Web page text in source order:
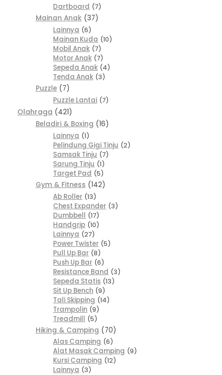
Dartboard 7
Mainan Anak
37
Lainnya 6
Mainan Kuda 10
Mobil Anak 7
Motor Anak 7
Sepeda Anak 4
Tenda Anak 3
Puzzle
7
Puzzle Lantai 7
Olahraga 421
Beladiri & Boxing
16
Lainnya 1
Pelindung Gigi Tinju 2
Samsak Tinju 7
Sarung Tinju 1
Target Pad 5
Gym & Fitness
142
Ab Roller 13
Chest Expander 3
Dumbbell 17
Handgrip 10
Lainnya 27
Power Twister 5
Pull Up Bar 8
Push Up Bar 6
Resistance Band 3
Sepeda Statis 13
Sit Up Bench 9
Tali Skipping 14
Trampolin 9
Treadmill 5
Hiking & Camping
70
Alas Camping 6
Alat Masak Camping 9
Kursi Camping 12
Lainnya 3